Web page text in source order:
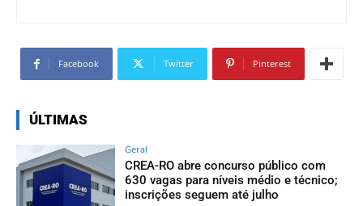
Facebook Twitter Pinterest
ÚLTIMAS
Geral
CREA-RO abre concurso público com
630 vagas para níveis médio e técnico;
inscrições seguem até julho